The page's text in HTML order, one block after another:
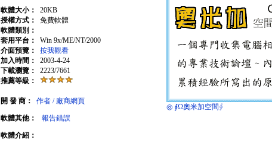
軟體大小：
20KB
授權方式：
免費軟體
軟體類別：
套用平台：
Win 9x/ME/NT/2000
介面預覽：
按我觀看
加入時間：
2003-4-24
下載瀏覽：
2223/7661
推薦等級：
開 發 商： 作者 / 廠商網頁
軟體其他： 報告錯誤
軟體介紹：
◎ ∮Ω奧米加空間∮